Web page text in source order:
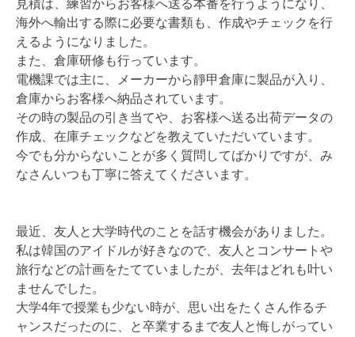
見積は、練習からお客様へ送る本番を行うようになり、
海外へ輸出する際に必要な書類も、作成やチェックを行
えるようになりました。
また、倉庫研修も行っています。
電機課では主に、メーカーから靜甲倉庫に製品が入り、
倉庫からお客様へ納品されています。
その時の製品の引き当てや、お客様へ送る出荷データの
作成、在庫チェックなどを教えていただいています。
今でも分からないことが多く質問してばかりですが、み
なさんいつも丁寧に答えてくださいます。
最近、友人と大学時代のことを話す機会がありました。
私は韓国のアイドルが好きなので、友人とコンサートや
旅行などの計画をたてていましたが、去年はどれも叶い
ませんでした。
大学4年で授業も少ない時が、思い出をたくさん作るチ
ャンスだったのに、と卒業するまで友人と悔しがってい